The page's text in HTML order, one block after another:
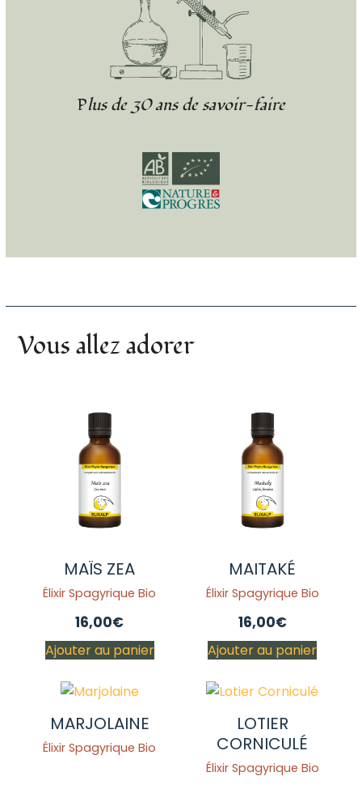
Plus de 30 ans de savoir-faire
Vous allez adorer
MAÏS ZEA
Élixir Spagyrique Bio
16,00€
Ajouter au panier
MAITAKÉ
Élixir Spagyrique Bio
16,00€
Ajouter au panier
MARJOLAINE
Élixir Spagyrique Bio
LOTIER
CORNICULÉ
Élixir Spagyrique Bio